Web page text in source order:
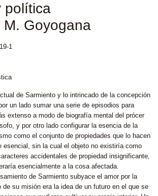
política
M. Goyogana
1
de Sarmiento y lo intrincado de la concepción
un lado sumar una serie de episodios para
extenso a modo de biografía mental del prócer
y por otro lado configurar la esencia de la
como el conjunto de propiedades que lo hacen
esencial, sin la cual el objeto no existiría como
accidentales de propiedad insignificante,
esencialmente a la cosa afectada.
de Sarmiento subyace el amor por la
de su misión era la idea de un futuro en el que se